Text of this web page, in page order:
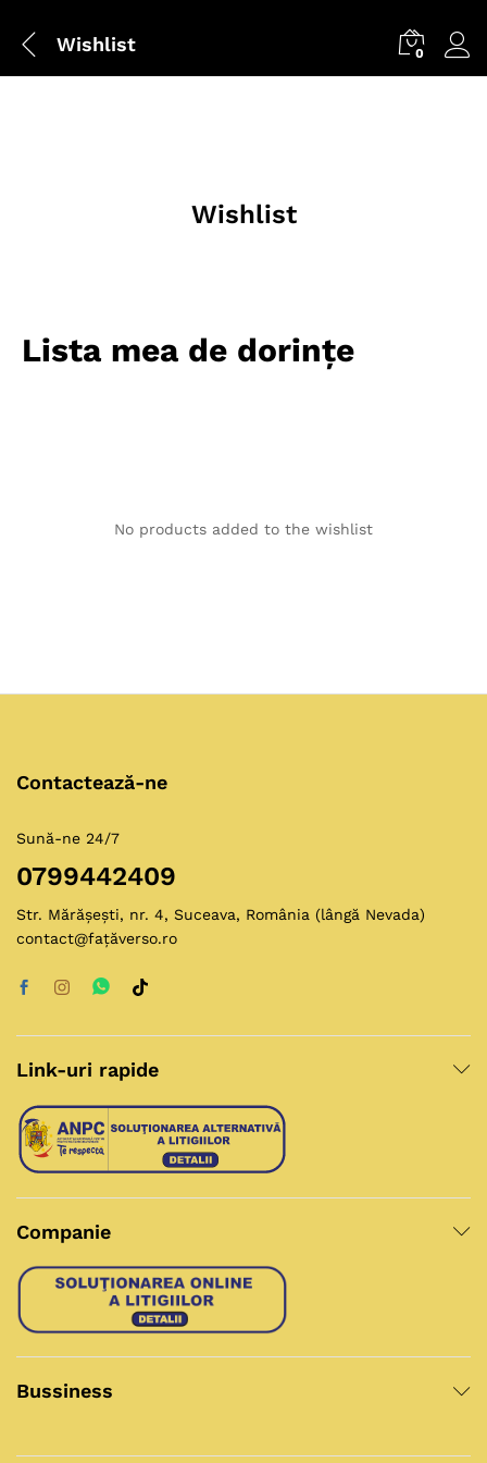
Wishlist 0
Wishlist
Lista mea de dorințe
No products added to the wishlist
Contactează-ne
Sună-ne 24/7
0799442409
Str. Mărășești, nr. 4, Suceava, România (lângă Nevada)
contact@fațăverso.ro
Link-uri rapide
Companie
Bussiness